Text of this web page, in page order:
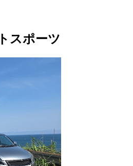
スポーツ